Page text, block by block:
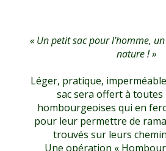
« Un petit sac pour l’homme,
nature ! »
Léger, pratique,
sac sera offert à toutes
hombourgeoises qui en
pour leur permettre de
trouvés sur leurs
Une opération «